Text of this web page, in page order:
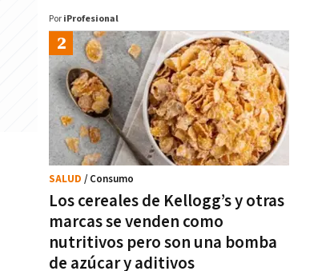
Por iProfesional
Los cereales de Kellogg’s y otras
marcas se venden como
nutritivos pero son una bomba
de azúcar y aditivos
SALUD / Consumo